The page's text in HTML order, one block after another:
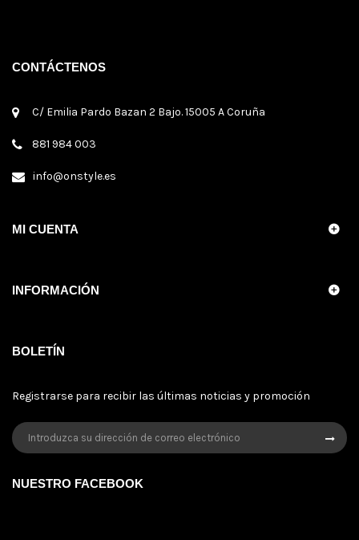
CONTÁCTENOS
C/ Emilia Pardo Bazan 2 Bajo. 15005 A Coruña
881 984 003
info@onstyle.es
MI CUENTA
INFORMACIÓN
BOLETÍN
Registrarse para recibir las últimas noticias y promoción
NUESTRO FACEBOOK